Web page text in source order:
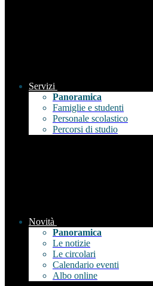
Servizi
Panoramica
Famiglie e studenti
Personale scolastico
Percorsi di studio
Novità
Panoramica
Le notizie
Le circolari
Calendario eventi
Albo online